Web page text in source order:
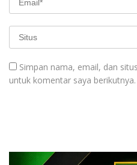
Simpan nama, email, dan
untuk komentar saya berikutnya.